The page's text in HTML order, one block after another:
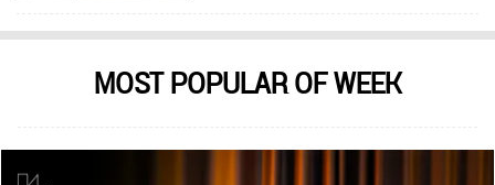
MOST POPULAR OF WEEK